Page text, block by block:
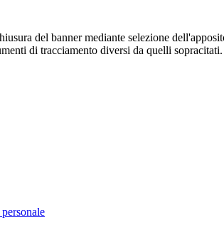
del banner mediante selezione
di tracciamento diversi da quelli sopracitati.